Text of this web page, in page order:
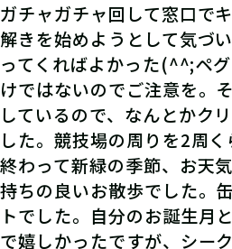
ガチャガチャ回して窓口で
解きを始めようとして気づ
ってくればよかった(^^;ペ
けではないのでご注意を。
しているので、なんとかク
した。競技場の周りを2周
終わって新緑の季節、お天
持ちの良いお散歩でした。
トでした。自分のお誕生月
で嬉しかったですが、シー